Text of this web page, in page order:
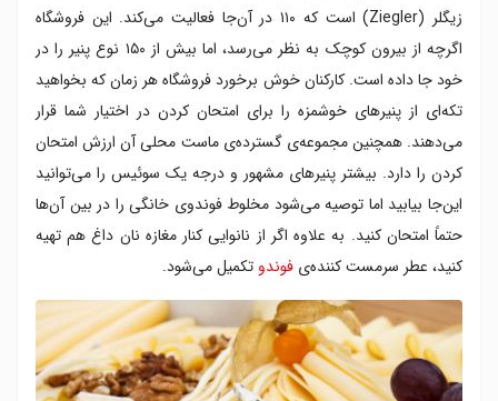
زیگلر (Ziegler) است که ۱۱۰ در آن‌جا فعالیت می‌کند. این فروشگاه
اگرچه از بیرون کوچک به نظر می‌رسد، اما بیش از ۱۵۰ نوع پنیر را در
خود جا داده است. کارکنان خوش‌ برخورد فروشگاه هر زمان که بخواهید
تکه‌ای از پنیرهای خوشمزه را برای امتحان کردن در اختیار شما قرار
می‌دهند. همچنین مجموعه‌ی گسترده‌ی ماست‌ محلی آن ارزش امتحان
کردن را دارد. بیشتر پنیرهای مشهور و درجه یک سوئیس را می‌توانید
این‌جا بیابید اما توصیه می‌شود مخلوط فوندوی خانگی را در بین آن‌ها
حتماً امتحان کنید. به علاوه اگر از نانوایی کنار مغازه نان داغ هم تهیه
کنید، عطر سرمست کننده‌ی فوندو تکمیل می‌شود.